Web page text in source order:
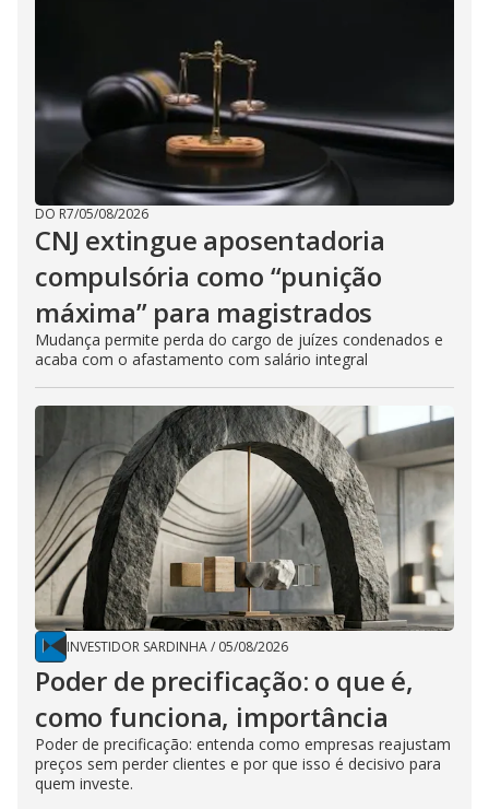
DO R7/05/08/2026
CNJ extingue aposentadoria
compulsória como “punição
máxima” para magistrados
Mudança permite perda do cargo de juízes condenados e
acaba com o afastamento com salário integral
INVESTIDOR SARDINHA/ 05/08/2026
Poder de precificação: o que é,
como funciona, importância
Poder de precificação: entenda como empresas reajustam
preços sem perder clientes e por que isso é decisivo para
quem investe.